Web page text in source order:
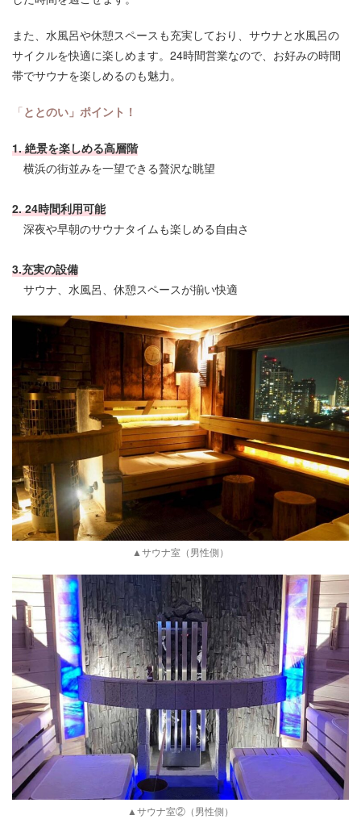
また、水風呂や休憩スペースも充実しており、サウナと水風呂の
サイクルを快適に楽しめます。24時間営業なので、お好みの時間
帯でサウナを楽しめるのも魅力。
「ととのい」ポイント！
1. 絶景を楽しめる高層階
横浜の街並みを一望できる贅沢な眺望
2.24時間利用可能
深夜や早朝のサウナタイムも楽しめる自由さ
3.充実の設備
サウナ、水風呂、休憩スペースが揃い快適
▲サウナ室（男性側）
▲サウナ室②（男性側）